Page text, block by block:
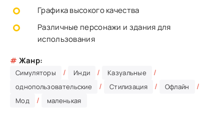
Графика высокого качества
Различные персонажи и здания для
использования
# Жанр:
Симуляторы / Инди / Казуальные /
однопользовательские / Стилизация / Офлайн /
Мод / маленькая